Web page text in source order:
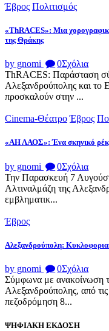
Έβρος Πολιτισμός
«ThRACES»: Μια
της Θράκης
by gnomi 0Σχόλια
ThRACES: Παράσταση
Αλεξανδρούπολης και το
προσκαλούν στην ...
Cinema-Θέατρο Έβρος
«ΑΗ ΛΑΟΣ»: Ένα σκηνικό
by gnomi 0Σχόλια
Την Παρασκευή 7
Αλτιναλμάζη της
εμβληματικ...
Έβρος
Αλεξανδρούπολη:
by gnomi 0Σχόλια
Σύμφωνα με ανακοίνωση
Αλεξανδρούπολης, από
πεζοδρόμηση 8...
ΨΗΦΙΑΚΗ ΕΚΔΟΣΗ